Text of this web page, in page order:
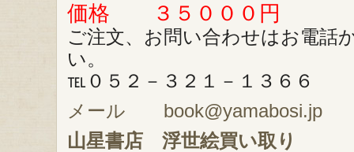
価格 ３５０００円
ご注文、お問い合わせはお電話
い。
℡０５２－３２１－１３６６
メール book@yamabosi.jp
山星書店
浮世絵買い取り